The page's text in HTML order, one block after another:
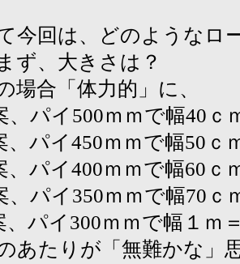
今回は、どのようなロ
ず、大きさは？
場合「体力的」に、
、パイ500ｍｍで幅40ｃ
、パイ450ｍｍで幅50ｃ
、パイ400ｍｍで幅60ｃ
、パイ350ｍｍで幅70ｃ
、パイ300ｍｍで幅１ｍ
あたりが「無難かな」